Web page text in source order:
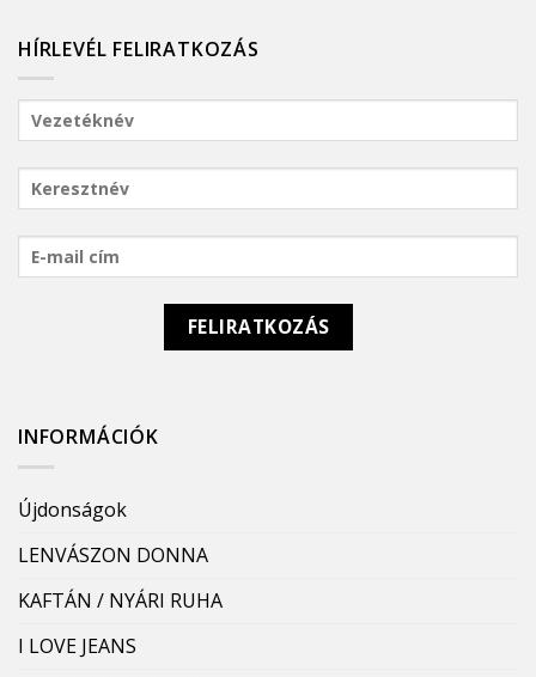
HÍRLEVÉL FELIRATKOZÁS
INFORMÁCIÓK
Újdonságok
LENVÁSZON DONNA
KAFTÁN / NYÁRI RUHA
I LOVE JEANS